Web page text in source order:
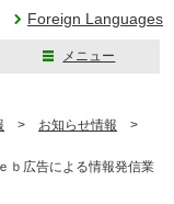
Foreign Languages
メニュー
> お知らせ情報 >
ｂ広告による情報発信業